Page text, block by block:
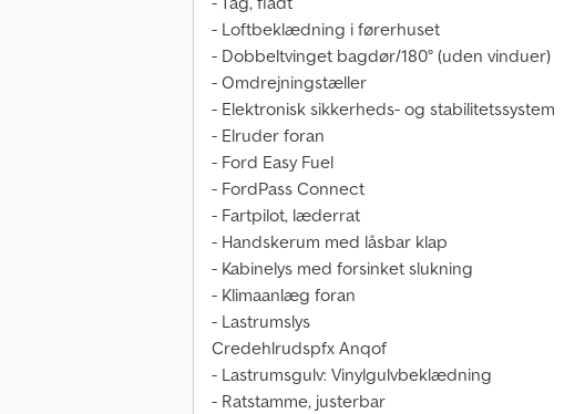
- Loftbeklædning i førerhuset
- Dobbeltvinget bagdør/180° (uden vinduer)
- Omdrejningstæller
- Elektronisk sikkerheds- og stabilitetssystem
- Elruder foran
- Ford Easy Fuel
- FordPass Connect
- Fartpilot, læderrat
- Handskerum med låsbar klap
- Kabinelys med forsinket slukning
- Klimaanlæg foran
- Lastrumslys
Credehlrudspfx Anqof
- Lastrumsgulv: Vinylgulvbeklædning
- Ratstamme, justerbar